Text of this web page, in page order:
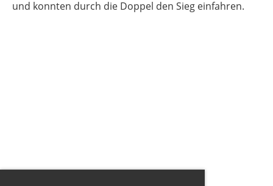
und konnten durch die Doppel den Sieg einfahren.